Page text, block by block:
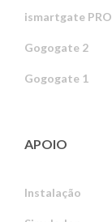
ismartgate PRO
Gogogate 2
Gogogate 1
APOIO
Instalação